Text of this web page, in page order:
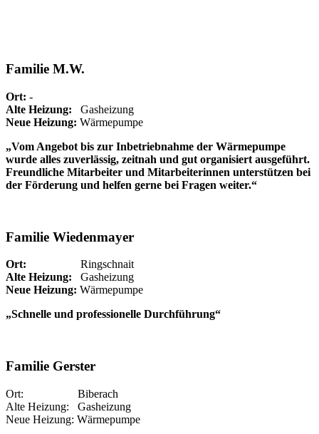
Familie M.W.
Ort: -
Alte Heizung: Gasheizung
Neue Heizung: Wärmepumpe
„Vom Angebot bis zur Inbetriebnahme der Wärmepumpe
wurde alles zuverlässig, zeitnah und gut organisiert ausgeführt.
Freundliche Mitarbeiter und Mitarbeiterinnen unterstützen bei
der Förderung und helfen gerne bei Fragen weiter.“
Familie Wiedenmayer
Ort: Ringschnait
Alte Heizung: Gasheizung
Neue Heizung: Wärmepumpe
„Schnelle und professionelle Durchführung“
Familie Gerster
Ort: Biberach
Alte Heizung: Gasheizung
Neue Heizung: Wärmepumpe